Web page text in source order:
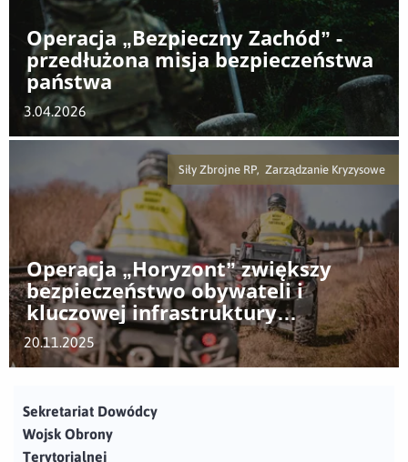
Operacja „Bezpieczny Zachód” -
przedłużona misja bezpieczeństwa
państwa
3.04.2026
Siły Zbrojne RP, Zarządzanie Kryzysowe
Operacja „Horyzont” zwiększy
bezpieczeństwo obywateli i
kluczowej infrastruktury
krytycznej
20.11.2025
Sekretariat Dowódcy
Wojsk Obrony
Terytorialnej